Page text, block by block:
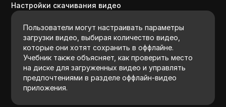
Настройки скачивания видео
Пользователи могут настраивать параметры
загрузки видео, выбирая количество видео,
которые они хотят сохранить в оффлайне.
Учебник также объясняет, как проверить место
на диске для загруженных видео и управлять
предпочтениями в разделе оффлайн-видео
приложения.